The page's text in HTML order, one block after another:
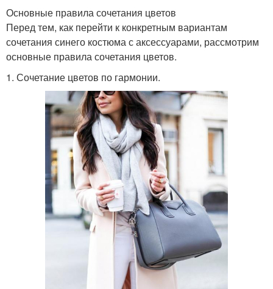
Основные правила сочетания цветов
Перед тем, как перейти к конкретным вариантам
сочетания синего костюма с аксессуарами, рассмотрим
основные правила сочетания цветов.
1. Сочетание цветов по гармонии.